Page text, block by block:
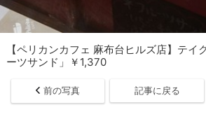
【ペリカンカフェ 麻布台ヒルズ店】テイ
ーツサンド」￥1,370
前の写真 記事に戻る